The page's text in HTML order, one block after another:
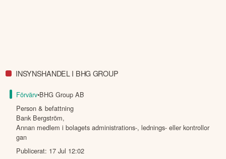
INSYNSHANDEL I BHG GROUP
Förvärv•BHG Group AB
Person & befattning
Bank Bergström,
Annan medlem i bolagets administrations-, lednings- eller kontrollor
gan
Publicerat: 17 Jul 12:02